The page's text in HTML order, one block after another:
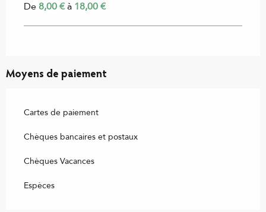
De8,00 €à 18,00 €
Moyens de paiement
Cartes de paiement
Chèques bancaires et postaux
Chèques Vacances
Espèces